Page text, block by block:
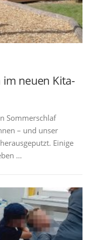
neuen Kita-
Sommerschlaf
– und unser
Einige
…